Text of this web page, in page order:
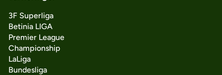
3F Superliga
Betinia LIGA
Premier League
Championship
LaLiga
Bundesliga